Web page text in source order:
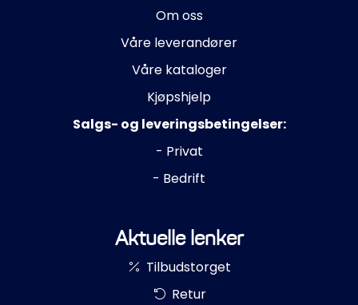
Om oss
Våre leverandører
Våre kataloger
Kjøpshjelp
Salgs- og leveringsbetingelser:
- Privat
- Bedrift
Aktuelle lenker
Tilbudstorget
Retur